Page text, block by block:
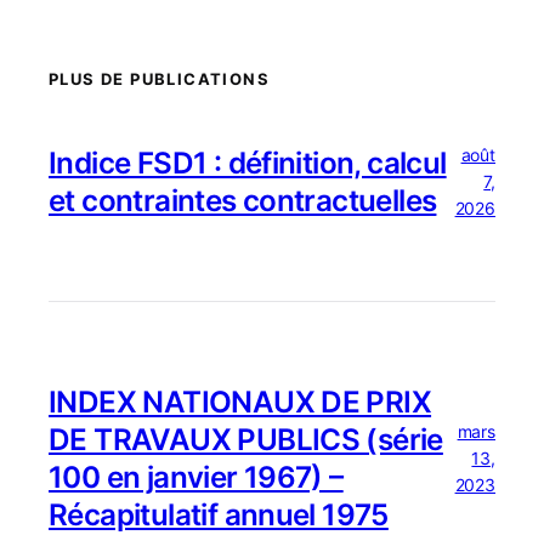
PLUS DE PUBLICATIONS
Indice FSD1 : définition, calcul
et contraintes contractuelles
août
7,
2026
INDEX NATIONAUX DE PRIX
DE TRAVAUX PUBLICS (série
100 en janvier 1967) –
Récapitulatif annuel 1975
mars
13,
2023